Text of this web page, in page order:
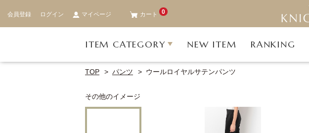
会員登録 ログイン マイページ カート 0
ITEM CATEGORY NEW ITEM RANKING
TOP パンツ ウールロイヤルサテンパンツ
その他のイメージ